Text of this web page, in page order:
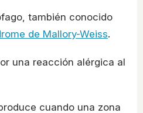
también conocido
de Mallory-Weiss.
una reacción alérgica al
cuando una zona